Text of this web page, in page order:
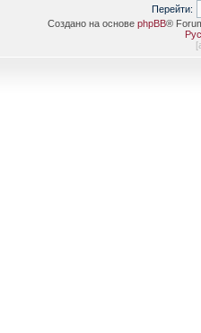
Перейти:
Создано на основе phpBB®
[